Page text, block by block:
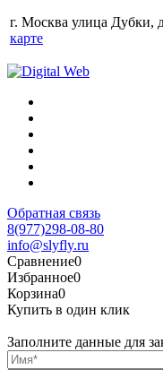
г. Москва улица Дубки,
карте
Обратная связь
8(977)298-08-80
info@slyfly.ru
Сравнение0
Избранное0
Корзина0
Купить в один клик
Заполните данные для